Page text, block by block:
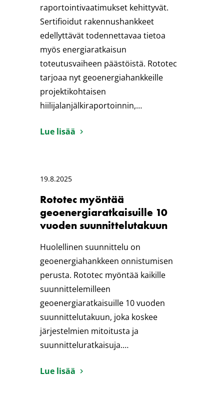
raportointivaatimukset kehittyvät.
Sertifioidut rakennushankkeet
edellyttävät todennettavaa tietoa
myös energiaratkaisun
toteutusvaiheen päästöistä. Rototec
tarjoaa nyt geoenergiahankkeille
projektikohtaisen
hiilijalanjälkiraportoinnin,…
Lue lisää
19.8.2025
Rototec myöntää
geoenergiaratkaisuille 10
vuoden suunnittelutakuun
Huolellinen suunnittelu on
geoenergiahankkeen onnistumisen
perusta. Rototec myöntää kaikille
suunnittelemilleen
geoenergiaratkaisuille 10 vuoden
suunnittelutakuun, joka koskee
järjestelmien mitoitusta ja
suunnitteluratkaisuja.…
Lue lisää